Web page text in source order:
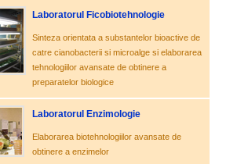
Laboratorul Ficobiotehnologie
Sinteza orientata a substantelor bioactive de
catre cianobacterii si microalge si elaborarea
tehnologiilor avansate de obtinere a
preparatelor biologice
Laboratorul Enzimologie
Elaborarea biotehnologiilor avansate de
obtinere a enzimelor